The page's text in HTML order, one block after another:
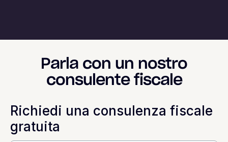
Parla con un nostro
consulente fiscale
Richiedi una consulenza fiscale
gratuita